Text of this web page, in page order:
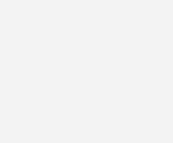
des Untergrundes zu vermeiden.
untersucht: